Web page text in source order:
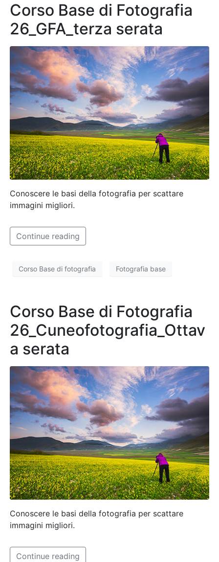
Corso Base di Fotografia
26_GFA_terza serata
Conoscere le basi della fotografia per scattare
immagini migliori.
Continue reading
Corso Base di fotografia Fotografia base
Corso Base di Fotografia
26_Cuneofotografia_Ottav
a serata
Conoscere le basi della fotografia per scattare
immagini migliori.
Continue reading